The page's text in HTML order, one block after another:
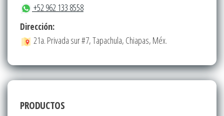
+52 962 133 8558
Dirección:
21a. Privada sur #7, Tapachula, Chiapas, Méx.
PRODUCTOS